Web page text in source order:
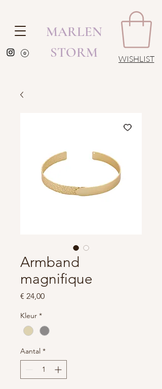
MARLEN
STORM
WISHLIST
Armband
magnifique
€ 24,00Prijs
Kleur *
Aantal *